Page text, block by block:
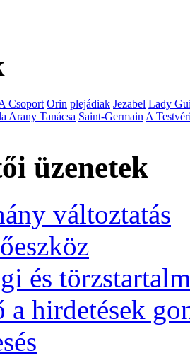
Csoport Orin plejádiak Jezabel Lady
Arany Tanácsa Saint-Germain A
üzenetek
változtatás
és
hirdetések